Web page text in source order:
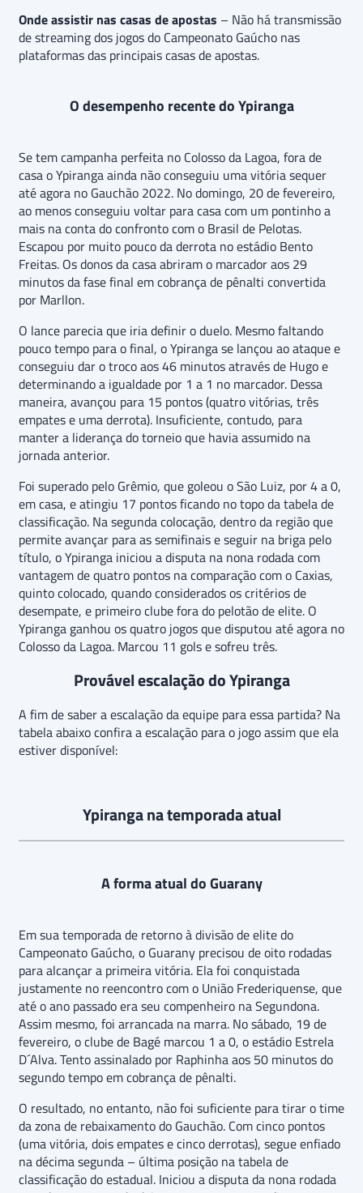
Onde assistir nas casas de apostas – Não há transmissão
de streaming dos jogos do Campeonato Gaúcho nas
plataformas das principais casas de apostas.
O desempenho recente do Ypiranga
Se tem campanha perfeita no Colosso da Lagoa, fora de
casa o Ypiranga ainda não conseguiu uma vitória sequer
até agora no Gauchão 2022. No domingo, 20 de fevereiro,
ao menos conseguiu voltar para casa com um pontinho a
mais na conta do confronto com o Brasil de Pelotas.
Escapou por muito pouco da derrota no estádio Bento
Freitas. Os donos da casa abriram o marcador aos 29
minutos da fase final em cobrança de pênalti convertida
por Marllon.
O lance parecia que iria definir o duelo. Mesmo faltando
pouco tempo para o final, o Ypiranga se lançou ao ataque e
conseguiu dar o troco aos 46 minutos através de Hugo e
determinando a igualdade por 1 a 1 no marcador. Dessa
maneira, avançou para 15 pontos (quatro vitórias, três
empates e uma derrota). Insuficiente, contudo, para
manter a liderança do torneio que havia assumido na
jornada anterior.
Foi superado pelo Grêmio, que goleou o São Luiz, por 4 a 0,
em casa, e atingiu 17 pontos ficando no topo da tabela de
classificação. Na segunda colocação, dentro da região que
permite avançar para as semifinais e seguir na briga pelo
título, o Ypiranga iniciou a disputa na nona rodada com
vantagem de quatro pontos na comparação com o Caxias,
quinto colocado, quando considerados os critérios de
desempate, e primeiro clube fora do pelotão de elite. O
Ypiranga ganhou os quatro jogos que disputou até agora no
Colosso da Lagoa. Marcou 11 gols e sofreu três.
Provável escalação do Ypiranga
A fim de saber a escalação da equipe para essa partida? Na
tabela abaixo confira a escalação para o jogo assim que ela
estiver disponível:
Ypiranga na temporada atual
A forma atual do Guarany
Em sua temporada de retorno à divisão de elite do
Campeonato Gaúcho, o Guarany precisou de oito rodadas
para alcançar a primeira vitória. Ela foi conquistada
justamente no reencontro com o União Frederiquense, que
até o ano passado era seu compenheiro na Segundona.
Assim mesmo, foi arrancada na marra. No sábado, 19 de
fevereiro, o clube de Bagé marcou 1 a 0, o estádio Estrela
D´Alva. Tento assinalado por Raphinha aos 50 minutos do
segundo tempo em cobrança de pênalti.
O resultado, no entanto, não foi suficiente para tirar o time
da zona de rebaixamento do Gauchão. Com cinco pontos
(uma vitória, dois empates e cinco derrotas), segue enfiado
na décima segunda – última posição na tabela de
classificação do estadual. Iniciou a disputa da nona rodada